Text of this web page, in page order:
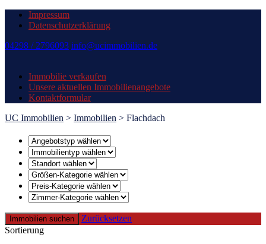
Impressum
Datenschutzerklärung
04298 / 2796093 info@ucimmobilien.de
Immobilie verkaufen
Unsere aktuellen Immobilienangebote
Kontaktformular
UC Immobilien > Immobilien > Flachdach
Immobilien suchen
Zurücksetzen
Sortierung